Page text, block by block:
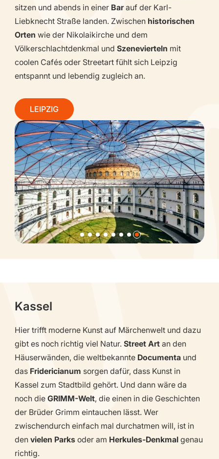
sitzen und abends in einer Barauf der Karl-
Liebknecht Straße landen. Zwischen historischen
Orten wie der Nikolaikirche und dem
Völkerschlachtdenkmal und Szenevierteln mit
coolen Cafés oder Streetart fühlt sich Leipzig
entspannt und lebendig zugleich an.
LEIPZIG
Kassel
Hier trifft moderne Kunst auf Märchenwelt und dazu
gibt es noch richtig viel Natur. Street Art an den
Häuserwänden, die weltbekannte Documenta und
das Fridericianum sorgen dafür, dass Kunst in
Kassel zum Stadtbild gehört. Und dann wäre da
noch die GRIMM-Welt, die einen in die Geschichten
der Brüder Grimm eintauchen lässt. Wer
zwischendurch einfach mal durchatmen will, ist in
den vielen Parks oder am Herkules-Denkmal genau
richtig.